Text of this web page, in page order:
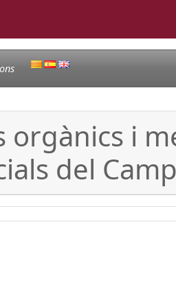
orgànics i
del